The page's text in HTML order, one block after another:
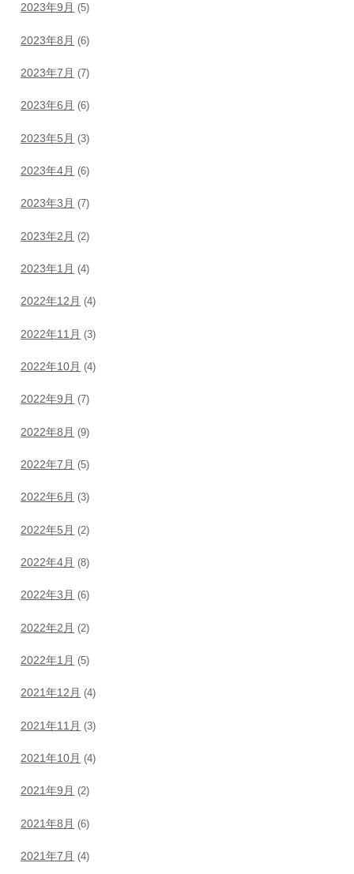
2023年9月 (5)
2023年8月 (6)
2023年7月 (7)
2023年6月 (6)
2023年5月 (3)
2023年4月 (6)
2023年3月 (7)
2023年2月 (2)
2023年1月 (4)
2022年12月 (4)
2022年11月 (3)
2022年10月 (4)
2022年9月 (7)
2022年8月 (9)
2022年7月 (5)
2022年6月 (3)
2022年5月 (2)
2022年4月 (8)
2022年3月 (6)
2022年2月 (2)
2022年1月 (5)
2021年12月 (4)
2021年11月 (3)
2021年10月 (4)
2021年9月 (2)
2021年8月 (6)
2021年7月 (4)